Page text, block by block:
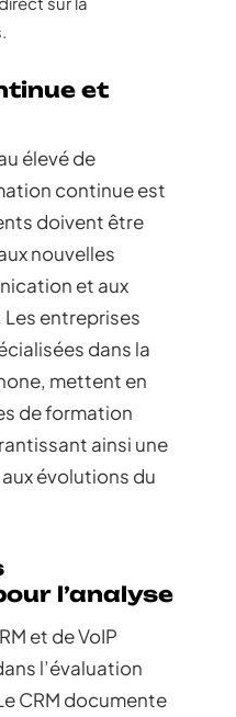
et
élevé de
continue est
doivent être
nouvelles
et aux
entreprises
dans la
mettent en
de formation
ainsi une
évolutions du
l’analyse
et de VoIP
l’évaluation
CRM documente